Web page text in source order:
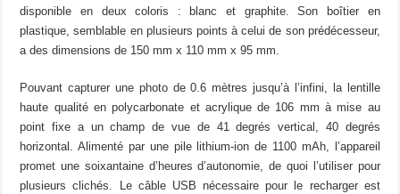
disponible en deux coloris : blanc et graphite. Son boîtier en
plastique, semblable en plusieurs points à celui de son prédécesseur,
a des dimensions de 150 mm x 110 mm x 95 mm.
Pouvant capturer une photo de 0.6 mètres jusqu’à l’infini, la lentille
haute qualité en polycarbonate et acrylique de 106 mm à mise au
point fixe a un champ de vue de 41 degrés vertical, 40 degrés
horizontal. Alimenté par une pile lithium-ion de 1100 mAh, l’appareil
promet une soixantaine d’heures d’autonomie, de quoi l’utiliser pour
plusieurs clichés. Le câble USB nécessaire pour le recharger est